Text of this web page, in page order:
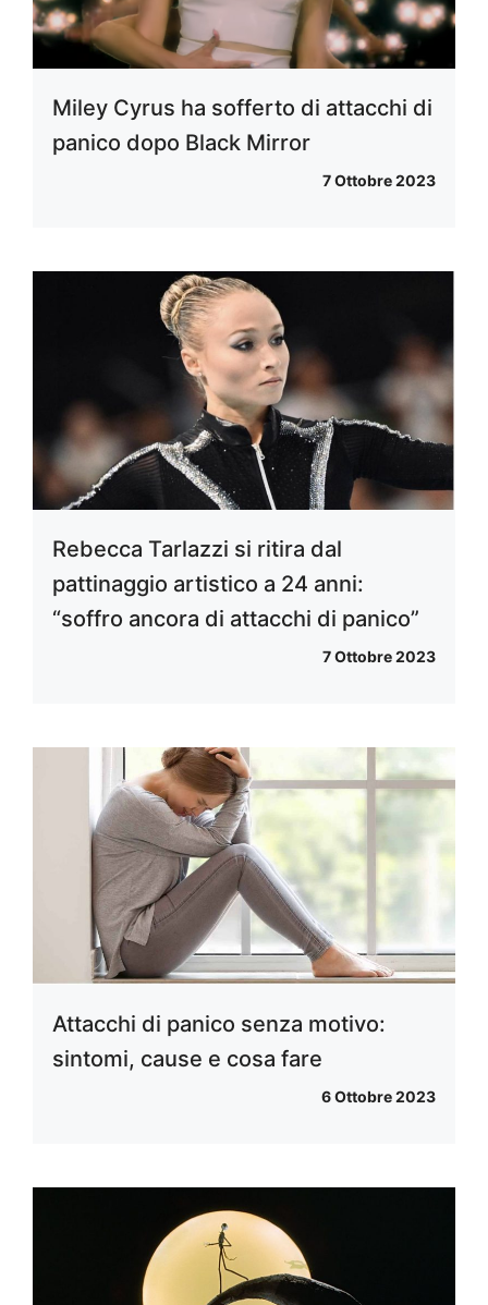
Miley Cyrus ha sofferto di attacchi di
panico dopo Black Mirror
7 Ottobre 2023
Rebecca Tarlazzi si ritira dal
pattinaggio artistico a 24 anni:
“soffro ancora di attacchi di panico”
7 Ottobre 2023
Attacchi di panico senza motivo:
sintomi, cause e cosa fare
6 Ottobre 2023